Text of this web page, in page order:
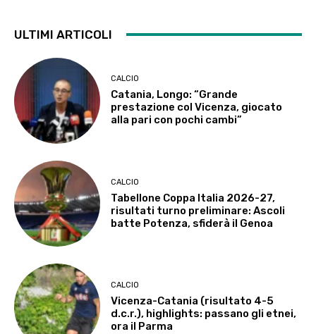
ULTIMI ARTICOLI
CALCIO
Catania, Longo: “Grande
prestazione col Vicenza, giocato
alla pari con pochi cambi”
CALCIO
Tabellone Coppa Italia 2026-27,
risultati turno preliminare: Ascoli
batte Potenza, sfiderà il Genoa
CALCIO
Vicenza-Catania (risultato 4-5
d.c.r.), highlights: passano gli etnei,
ora il Parma